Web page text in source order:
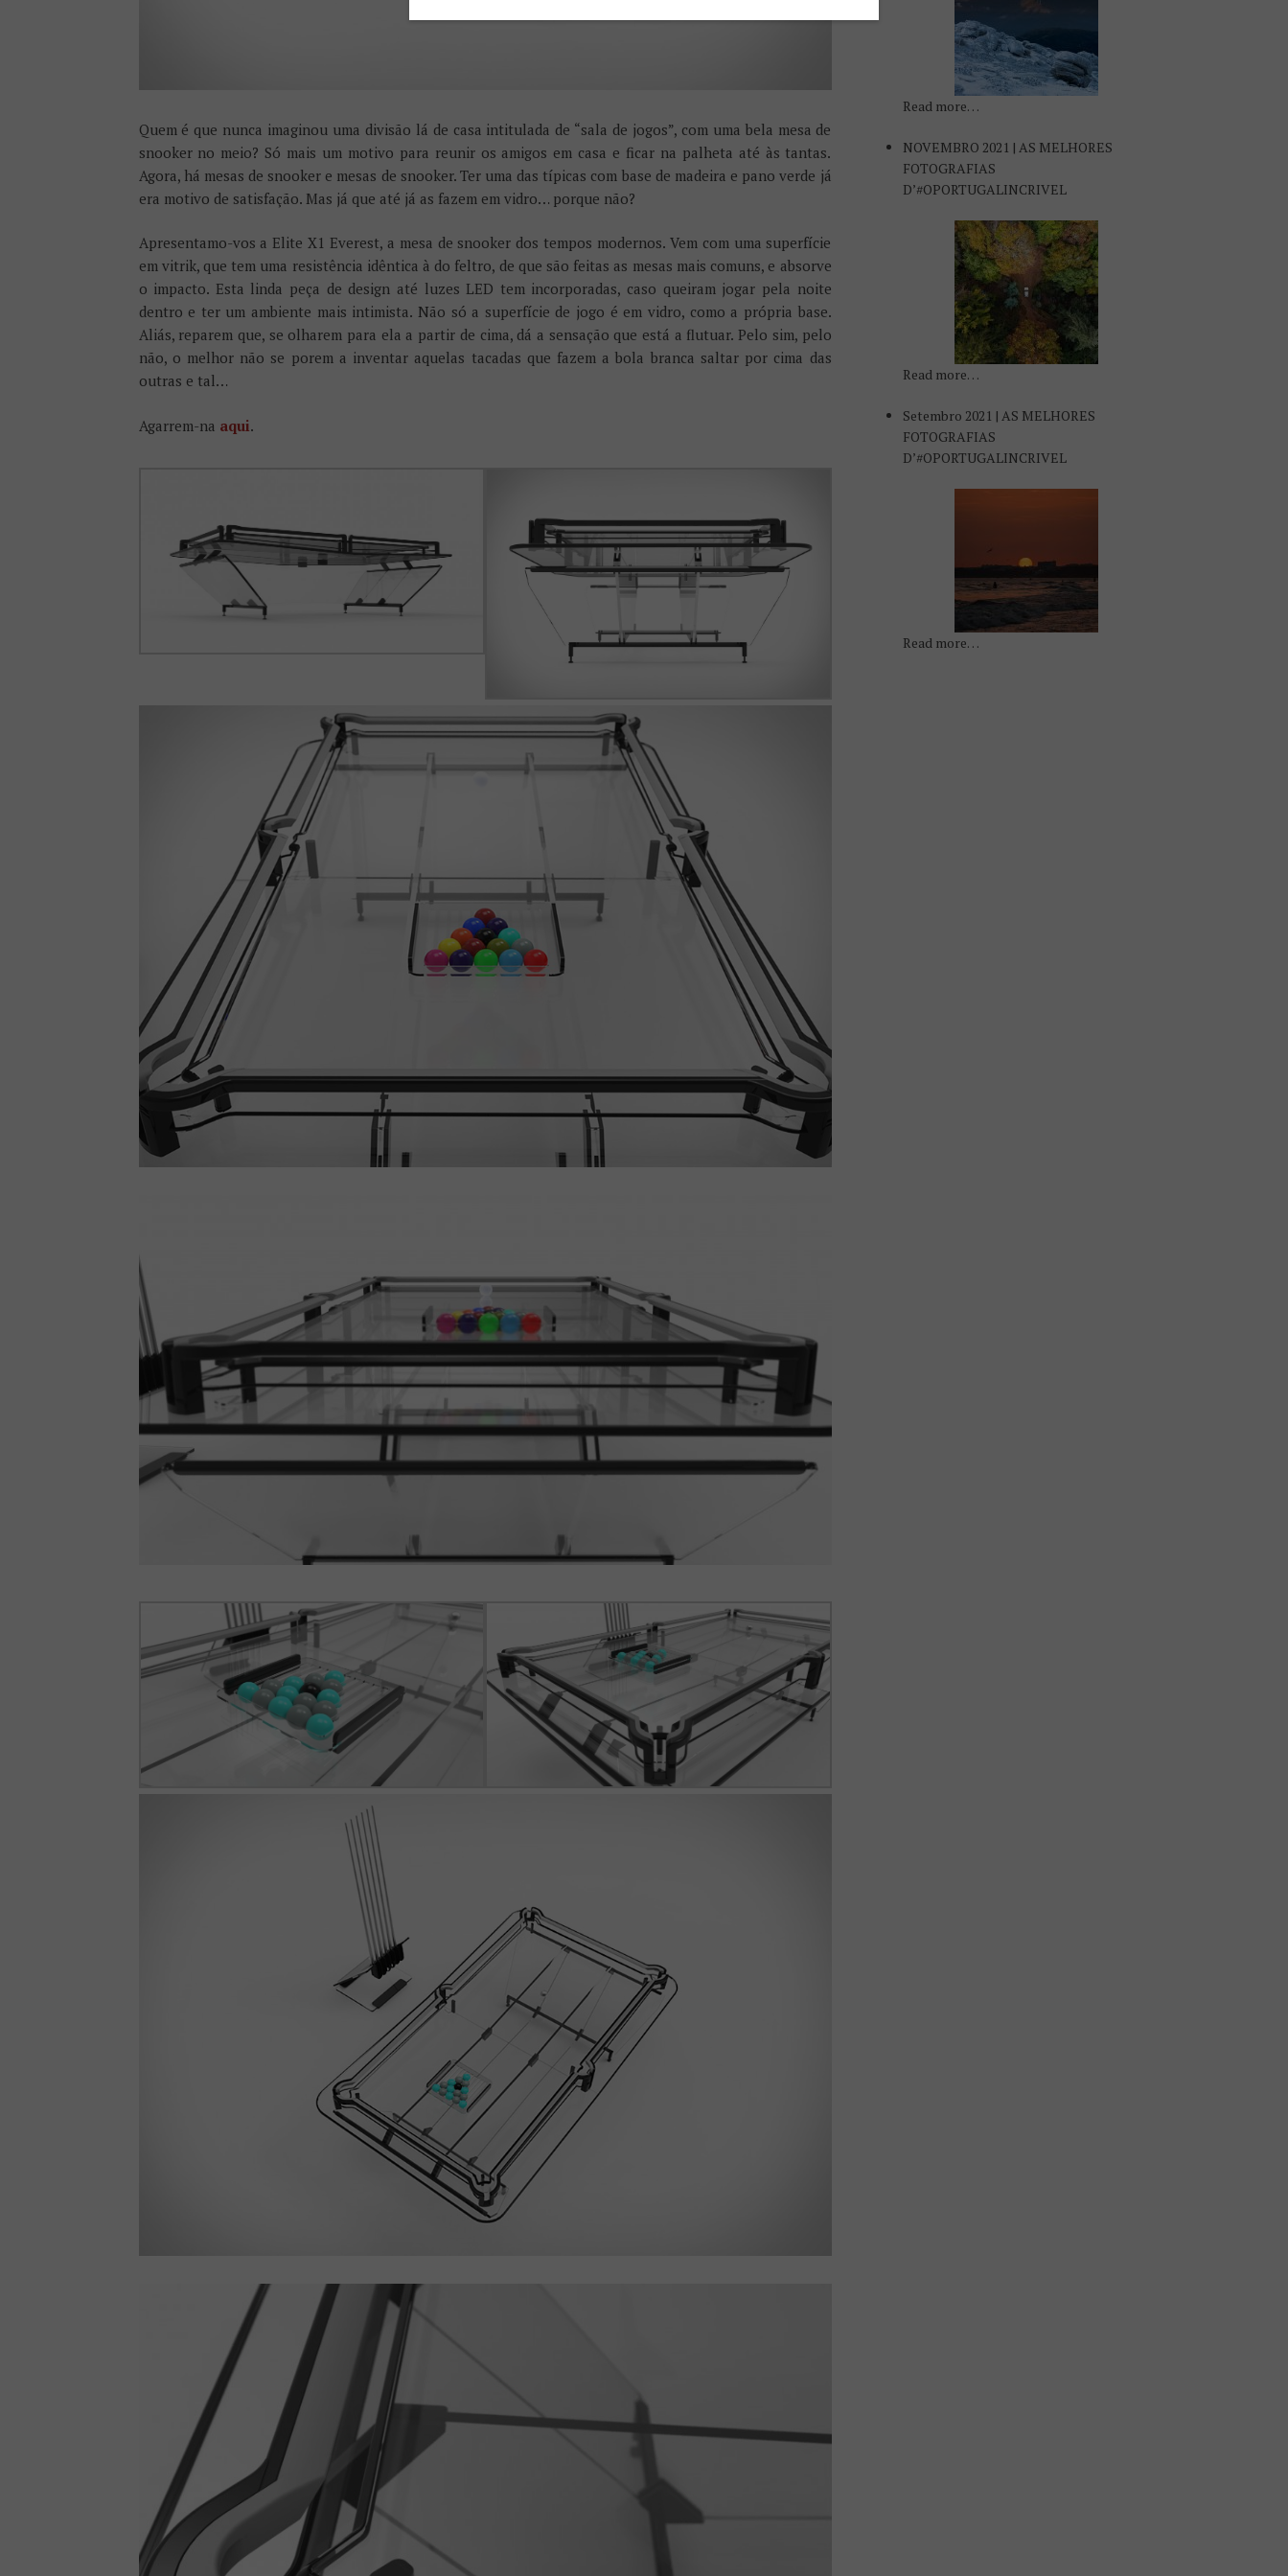
Quem é que nunca imaginou uma divisão lá de casa intitulada de “sala de jogos”, com uma bela mesa de
snooker no meio? Só mais um motivo para reunir os amigos em casa e ficar na palheta até às tantas.
Agora, há mesas de snooker e mesas de snooker. Ter uma das típicas com base de madeira e pano verde já
era motivo de satisfação. Mas já que até já as fazem em vidro… porque não?
Apresentamo-vos a Elite X1 Everest, a mesa de snooker dos tempos modernos. Vem com uma superfície
em vitrik, que tem uma resistência idêntica à do feltro, de que são feitas as mesas mais comuns, e absorve
o impacto. Esta linda peça de design até luzes LED tem incorporadas, caso queiram jogar pela noite
dentro e ter um ambiente mais intimista. Não só a superfície de jogo é em vidro, como a própria base.
Aliás, reparem que, se olharem para ela a partir de cima, dá a sensação que está a flutuar. Pelo sim, pelo
não, o melhor não se porem a inventar aquelas tacadas que fazem a bola branca saltar por cima das
outras e tal…
Agarrem-na aqui.
Read more…
NOVEMBRO 2021 | AS MELHORES
FOTOGRAFIAS
D’#OPORTUGALINCRIVEL
Read more…
Setembro 2021 | AS MELHORES
FOTOGRAFIAS
D’#OPORTUGALINCRIVEL
Read more…